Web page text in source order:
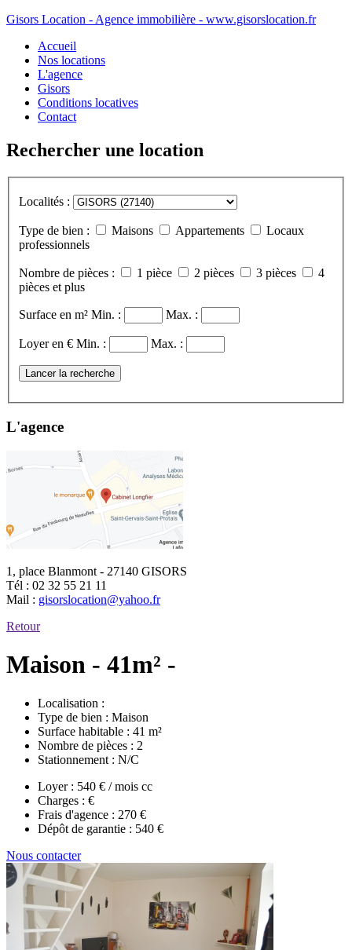
Gisors Location - Agence immobilière - www.gisorslocation.fr
Accueil
Nos locations
L'agence
Gisors
Conditions locatives
Contact
Rechercher une location
Localités :
Type de bien : Maisons Appartements
Locaux
professionnels
Nombre de pièces : 1 pièce 2 pièces 3 pièces
4
pièces et plus
Surface en m² Min. : Max. :
Loyer en € Min. : Max. :
Lancer la recherche
L'agence
1, place Blanmont - 27140 GISORS
Tél : 02 32 55 21 11
Mail : gisorslocation@yahoo.fr
Retour
Maison - 41m² -
Localisation :
Type de bien : Maison
Surface habitable : 41 m²
Nombre de pièces : 2
Stationnement : N/C
Loyer : 540 € / mois cc
Charges : €
Frais d'agence : 270 €
Dépôt de garantie : 540 €
Nous contacter